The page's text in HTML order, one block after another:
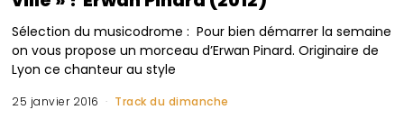
Sélection du musicodrome : Pour bien démarrer la semaine
on vous propose un morceau d’Erwan Pinard. Originaire de
Lyon ce chanteur au style
25 janvier 2016 Track du dimanche